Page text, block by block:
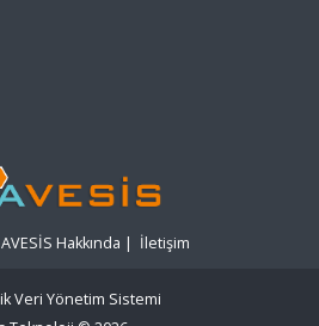
AVESİS Hakkında | İletişim
Veri Yönetim Sistemi